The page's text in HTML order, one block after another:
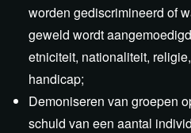
worden gediscrimineerd of
geweld wordt
etniciteit, nationaliteit,
handicap;
Demoniseren van groepen
schuld van een aantal